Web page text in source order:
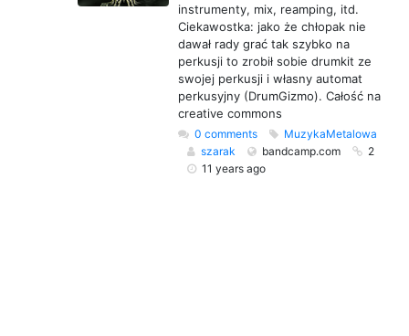
instrumenty, mix, reamping, itd.
Ciekawostka: jako że chłopak nie
dawał rady grać tak szybko na
perkusji to zrobił sobie drumkit ze
swojej perkusji i własny automat
perkusyjny (DrumGizmo). Całość na
creative commons
0 comments
MuzykaMetalowa
szarak
bandcamp.com
2
11 years ago